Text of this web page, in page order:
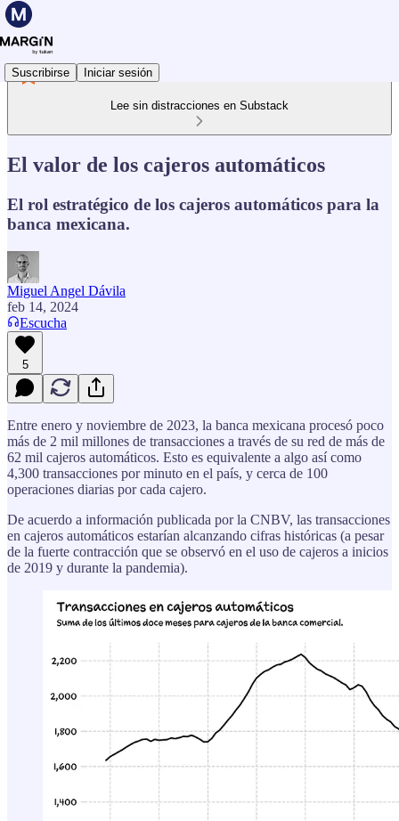
Suscribirse Iniciar sesión
Lee sin distracciones en Substack
El valor de los cajeros automáticos
El rol estratégico de los cajeros automáticos para la
banca mexicana.
Miguel Angel Dávila
feb 14, 2024
Escucha
5
Entre enero y noviembre de 2023, la banca mexicana procesó poco
más de 2 mil millones de transacciones a través de su red de más de
62 mil cajeros automáticos. Esto es equivalente a algo así como
4,300 transacciones por minuto en el país, y cerca de 100
operaciones diarias por cada cajero.
De acuerdo a información publicada por la CNBV, las transacciones
en cajeros automáticos estarían alcanzando cifras históricas (a pesar
de la fuerte contracción que se observó en el uso de cajeros a inicios
de 2019 y durante la pandemia).